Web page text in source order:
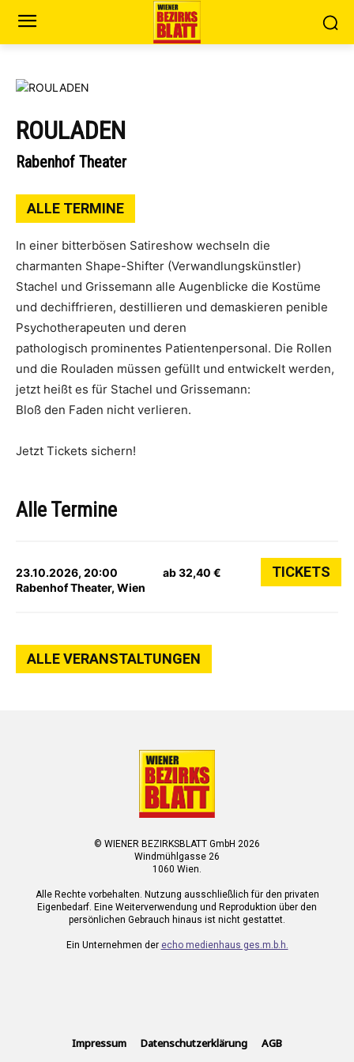
ROULADEN
Rabenhof Theater
ALLE TERMINE
In einer bitterbösen Satireshow wechseln die
charmanten Shape-Shifter (Verwandlungskünstler)
Stachel und Grissemann alle Augenblicke die Kostüme
und dechiffrieren, destillieren und demaskieren penible
Psychotherapeuten und deren
pathologisch prominentes Patientenpersonal. Die Rollen
und die Rouladen müssen gefüllt und entwickelt werden,
jetzt heißt es für Stachel und Grissemann:
Bloß den Faden nicht verlieren.
Jetzt Tickets sichern!
Alle Termine
23.10.2026, 20:00
Rabenhof Theater, Wien
ab 32,40 € TICKETS
ALLE VERANSTALTUNGEN
© WIENER BEZIRKSBLATT GmbH 2026
Windmühlgasse 26
1060 Wien.
Alle Rechte vorbehalten. Nutzung ausschließlich für den privaten
Eigenbedarf. Eine Weiterverwendung und Reproduktion über den
persönlichen Gebrauch hinaus ist nicht gestattet.
Ein Unternehmen der echo medienhaus ges.m.b.h.
Impressum Datenschutzerklärung AGB